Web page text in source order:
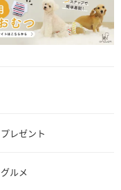
プレゼント
グルメ